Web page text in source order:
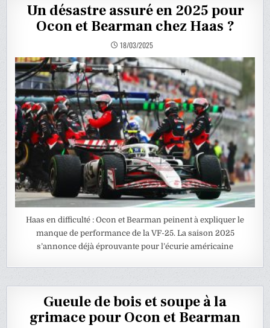
Un désastre assuré en 2025 pour
Ocon et Bearman chez Haas ?
18/03/2025
Haas en difficulté : Ocon et Bearman peinent à expliquer le
manque de performance de la VF-25. La saison 2025
s’annonce déjà éprouvante pour l’écurie américaine
Gueule de bois et soupe à la
grimace pour Ocon et Bearman